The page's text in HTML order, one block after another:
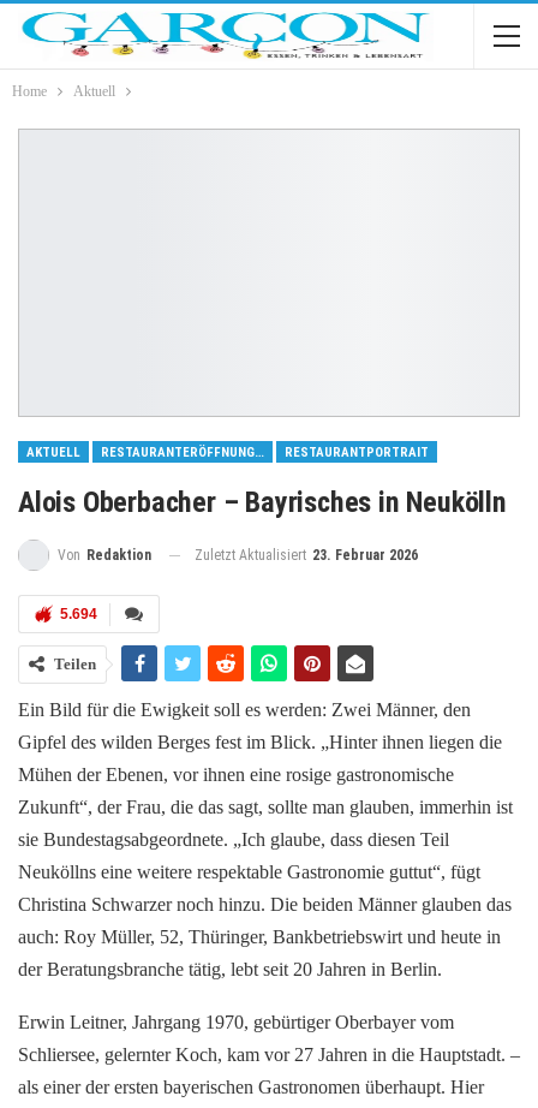
Home Aktuell
AKTUELL RESTAURANTERÖFFNUNGEN RESTAURANTPORTRAIT
Alois Oberbacher – Bayrisches in Neukölln
Von Redaktion Zuletzt Aktualisiert 23. Februar 2026
5.694
Teilen
Ein Bild für die Ewigkeit soll es werden: Zwei Männer, den
Gipfel des wilden Berges fest im Blick. „Hinter ihnen liegen die
Mühen der Ebenen, vor ihnen eine rosige gastronomische
Zukunft“, der Frau, die das sagt, sollte man glauben, immerhin ist
sie Bundestagsabgeordnete. „Ich glaube, dass diesen Teil
Neuköllns eine weitere respektable Gastronomie guttut“, fügt
Christina Schwarzer noch hinzu. Die beiden Männer glauben das
auch: Roy Müller, 52, Thüringer, Bankbetriebswirt und heute in
der Beratungsbranche tätig, lebt seit 20 Jahren in Berlin.
Erwin Leitner, Jahrgang 1970, gebürtiger Oberbayer vom
Schliersee, gelernter Koch, kam vor 27 Jahren in die Hauptstadt. –
als einer der ersten bayerischen Gastronomen überhaupt. Hier